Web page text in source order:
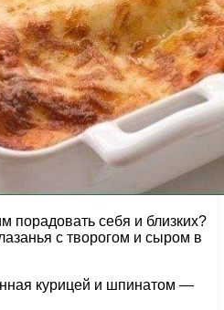
порадовать себя и близких?
с творогом и сыром в
курицей и шпинатом —